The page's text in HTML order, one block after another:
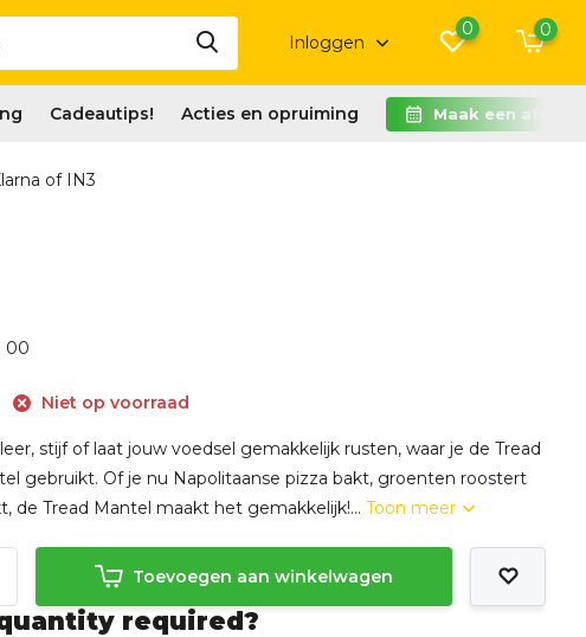
Inloggen
0 0
Cadeautips! Acties en opruiming Maak een
of IN3
00
Niet op voorraad
stijf of laat jouw voedsel gemakkelijk rusten, waar je de Tread
gebruikt. Of je nu Napolitaanse pizza bakt, groenten roostert
de Tread Mantel maakt het gemakkelijk!...Toon meer
Toevoegen aan winkelwagen
required?